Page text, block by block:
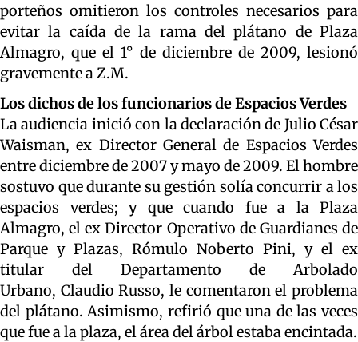
porteños omitieron los controles necesarios para
evitar la caída de la rama del plátano de Plaza
Almagro, que el 1° de diciembre de 2009, lesionó
gravemente a Z.M.
Los dichos de los funcionarios de Espacios Verdes
La audiencia inició con la declaración de Julio César
Waisman, ex Director General de Espacios Verdes
entre diciembre de 2007 y mayo de 2009. El hombre
sostuvo que durante su gestión solía concurrir a los
espacios verdes; y que cuando fue a la Plaza
Almagro, el ex Director Operativo de Guardianes de
Parque y Plazas, Rómulo Noberto Pini, y el ex
titular del Departamento de Arbolado
Urbano, Claudio Russo, le comentaron el problema
del plátano. Asimismo, refirió que una de las veces
que fue a la plaza, el área del árbol estaba encintada.